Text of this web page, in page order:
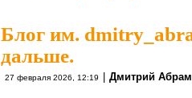
Блог им.
дальше.
27 февраля 2026, 12:19 Дмитрий